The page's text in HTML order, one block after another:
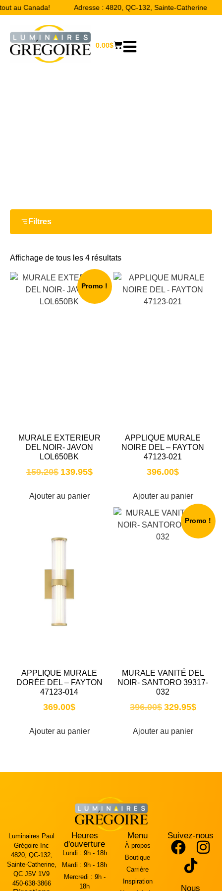
au Canada! Adresse : 4820, QC-132, Sainte-Catherine
0.00$
Filtres
Affichage de tous les 4 résultats
Promo !
MURALE EXTERIEUR
DEL NOIR- JAVON
LOL650BK
159.20$ 139.95$
Ajouter au panier
APPLIQUE MURALE
NOIRE DEL – FAYTON
47123-021
396.00$
Ajouter au panier
APPLIQUE MURALE
DORÉE DEL – FAYTON
47123-014
369.00$
Ajouter au panier
Promo !
MURALE VANITÉ DEL
NOIR- SANTORO 39317-
032
396.00$ 329.95$
Ajouter au panier
Luminaires Paul
Grégoire Inc
4820, QC-132,
Sainte-Catherine,
QC J5V 1V9
450-638-3866
Heures
d'ouverture
Lundi : 9h - 18h
Mardi : 9h - 18h
Mercredi : 9h -
18h
Menu
À propos
Boutique
Carrière
Inspiration
Suivez-nous
Nous